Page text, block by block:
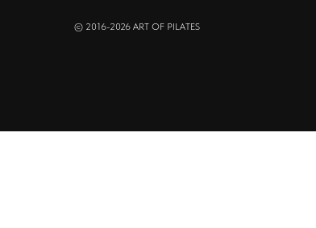
© 2016-2026 ART OF PILATES